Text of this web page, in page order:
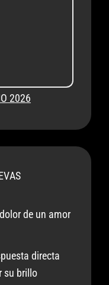
2026
de un amor
directa
su brillo